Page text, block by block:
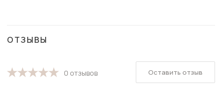
ОТЗЫВЫ
0 отзывов Оставить отзыв